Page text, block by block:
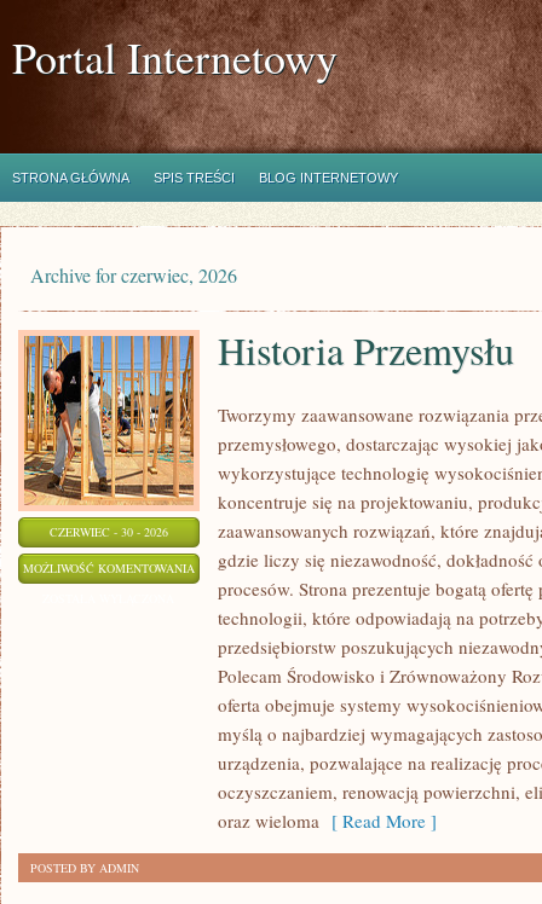
Portal Internetowy
STRONA GŁÓWNA SPIS TREŚCI BLOG INTERNETOWY
Archive for czerwiec, 2026
CZERWIEC - 30 - 2026
MOŻLIWOŚĆ KOMENTOWANIA HISTORIA
PRZEMYSŁU
Historia Przemysłu
Tworzymy zaawansowane rozwiązania
przemysłowego, dostarczając wysokiej
wykorzystujące technologię
koncentruje się na projektowaniu,
zaawansowanych rozwiązań, które
gdzie liczy się niezawodność,
procesów. Strona prezentuje bogatą ofertę
technologii, które odpowiadają na
przedsiębiorstw poszukujących
Polecam Środowisko i Zrównoważony
oferta obejmuje systemy
myślą o najbardziej wymagających
urządzenia, pozwalające na realizację
oczyszczaniem, renowacją powierzchni,
oraz wieloma [ Read More ]
POSTED BY ADMIN